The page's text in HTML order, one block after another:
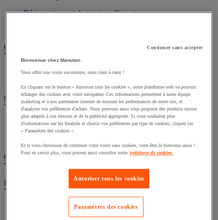
Chariot à linge et armoire à linge
Voir toute la catégorie
Sac à linge et accessoires
Chariot de nettoyage
Voir toute la catégorie
Accessoires pour chariot de nettoyage
Chariot de ménage
Cireuse à chaussures
Équipement sanitaires, douche et salle de bain
Voir toute la catégorie
Cloison et cabine pour sanitaires
Continuer sans accepter
Bienvenue chez Manutan
Vous offrir une visite sur-mesure, nous tient à cœur !
En cliquant sur le bouton « Autoriser tous les cookies », notre plateforme web va pouvoir
échanger des cookies avec votre navigateur. Ces informations permettent à notre équipe
marketing et à nos partenaires internet de mesurer les performances de notre site, et
d'analyser vos préférences d'achats. Nous pouvons ainsi vous proposer des produits encore
plus adaptés à vos besoins et de la publicité appropriée. Si vous souhaitez plus
d'informations sur les finalités et choisir vos préférences par type de cookies, cliquez sur
« Paramètres des cookies ».
Et si vous choisissez de continuer votre visite sans cookies, vous êtes le bienvenu aussi !
Pour en savoir plus, vous pouvez aussi consulter notre politique de cookies.
Autoriser tous les cookies
Paramètres des cookies